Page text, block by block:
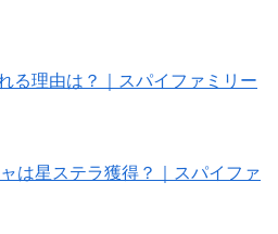
る理由は？｜スパイファミリー
は星ステラ獲得？｜スパイファ